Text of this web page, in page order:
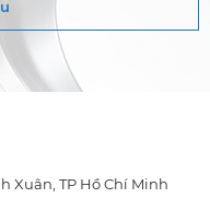
Xuân, TP Hồ Chí Minh